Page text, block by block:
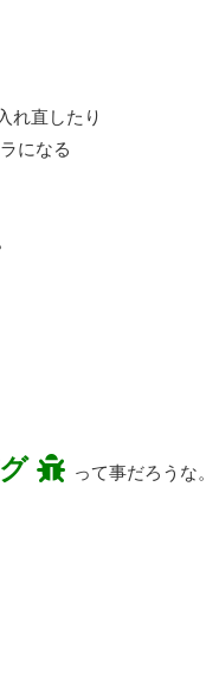
れ直したり
になる
って事だろうな。